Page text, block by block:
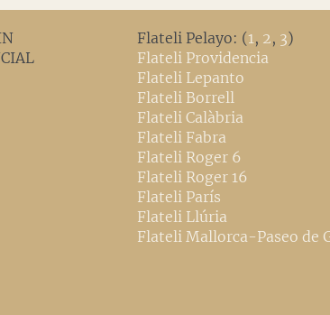
Flateli Pelayo: (1, 2, 3)
Flateli Providencia
Flateli Lepanto
Flateli Borrell
Flateli Calàbria
Flateli Fabra
Flateli Roger 6
Flateli Roger 16
Flateli París
Flateli Llúria
Flateli Mallorca-Paseo de